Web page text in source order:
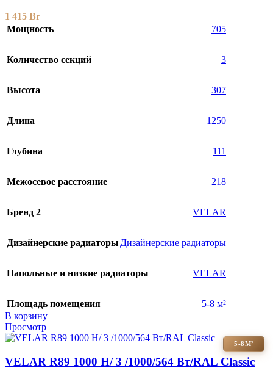
1 415 Br
Мощность
705
Количество секций 3
Высота 307
Длина 1250
Глубина 111
Межосевое расстояние 218
Бренд 2 VELAR
Дизайнерские радиаторыДизайнерские радиаторы
Напольные и низкие радиаторы VELAR
Площадь помещения
5-8 м²
В корзину
Просмотр
5-8М²
VELAR R89 1000 H/ 3 /1000/564 Вт/RAL Classic